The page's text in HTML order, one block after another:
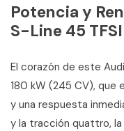
Potencia y
S-Line 45
El corazón de este
180 kW (245 CV), que
y una respuesta
y la tracción quattro,